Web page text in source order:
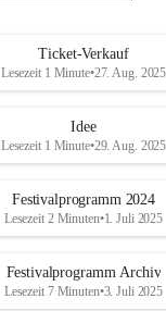
Ticket-Verkauf
Lesezeit 1 Minute•27. Aug. 2025
Idee
Lesezeit 1 Minute•29. Aug. 2025
Festivalprogramm 2024
Lesezeit 2 Minuten•1. Juli 2025
Festivalprogramm Archiv
Lesezeit 7 Minuten•3. Juli 2025